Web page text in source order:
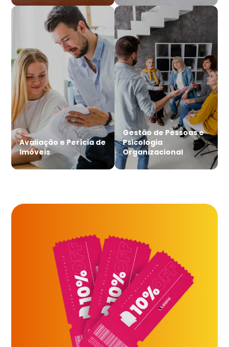
Avaliação e Perícia de
Imóveis
Gestão de Pessoas e
Psicologia
Organizacional